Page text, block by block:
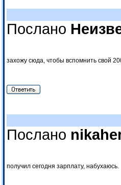
Послано
захожу сюда, чтобы вспомнить свой
Послано
получил сегодня зарплату, набухаюсь.